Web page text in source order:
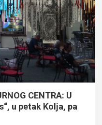
CENTRA: U
u petak Kolja, pa